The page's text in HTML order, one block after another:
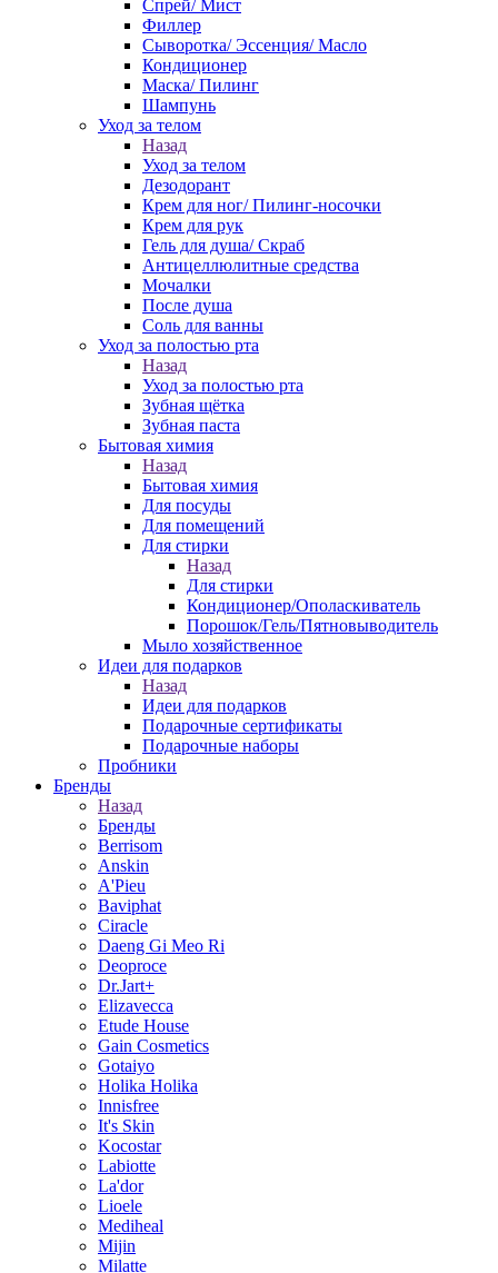
Спрей/ Мист
Филлер
Сыворотка/ Эссенция/ Масло
Кондиционер
Маска/ Пилинг
Шампунь
Уход за телом
Назад
Уход за телом
Дезодорант
Крем для ног/ Пилинг-носочки
Крем для рук
Гель для душа/ Скраб
Антицеллюлитные средства
Мочалки
После душа
Соль для ванны
Уход за полостью рта
Назад
Уход за полостью рта
Зубная щётка
Зубная паста
Бытовая химия
Назад
Бытовая химия
Для посуды
Для помещений
Для стирки
Назад
Для стирки
Кондиционер/Ополаскиватель
Порошок/Гель/Пятновыводитель
Мыло хозяйственное
Идеи для подарков
Назад
Идеи для подарков
Подарочные сертификаты
Подарочные наборы
Пробники
Бренды
Назад
Бренды
Berrisom
Anskin
A'Pieu
Baviphat
Ciracle
Daeng Gi Meo Ri
Deoproce
Dr.Jart+
Elizavecca
Etude House
Gain Cosmetics
Gotaiyo
Holika Holika
Innisfree
It's Skin
Kocostar
Labiotte
La'dor
Lioele
Mediheal
Mijin
Milatte